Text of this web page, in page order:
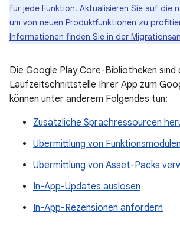
für jede Funktion. Aktualisieren Sie auf die
um von neuen Produktfunktionen zu
Informationen finden Sie in der
Die Google Play Core-Bibliotheken sind
Laufzeitschnittstelle Ihrer App zum
können unter anderem Folgendes tun:
Zusätzliche Sprachressourcen
Übermittlung von
Übermittlung von Asset-Packs
In-App-Updates auslösen
In-App-Rezensionen anfordern